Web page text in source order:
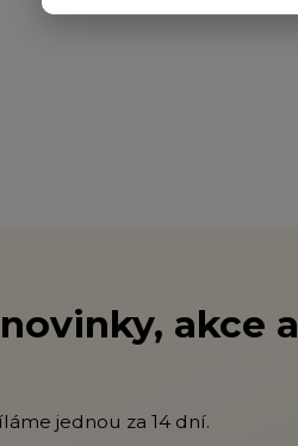
akce a
jednou za 14 dní.